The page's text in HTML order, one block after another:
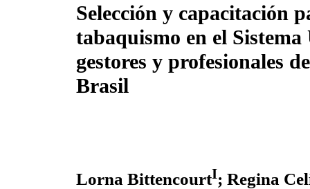
Selección y capacitación
tabaquismo en el
gestores y profesionales
Brasil
Lorna BittencourtI; Regina